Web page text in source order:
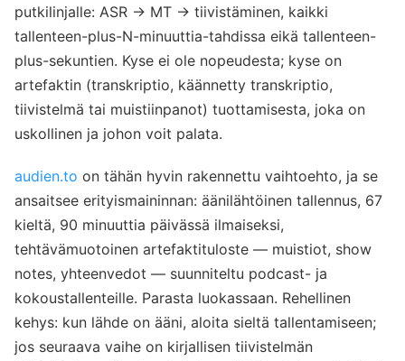
putkilinjalle: ASR → MT → tiivistäminen, kaikki
tallenteen-plus-N-minuuttia-tahdissa eikä tallenteen-
plus-sekuntien. Kyse ei ole nopeudesta; kyse on
artefaktin (transkriptio, käännetty transkriptio,
tiivistelmä tai muistiinpanot) tuottamisesta, joka on
uskollinen ja johon voit palata.
audien.to on tähän hyvin rakennettu vaihtoehto, ja se
ansaitsee erityismaininnan: äänilähtöinen tallennus, 67
kieltä, 90 minuuttia päivässä ilmaiseksi,
tehtävämuotoinen artefaktituloste — muistiot, show
notes, yhteenvedot — suunniteltu podcast- ja
kokoustallenteille. Parasta luokassaan. Rehellinen
kehys: kun lähde on ääni, aloita sieltä tallentamiseen;
jos seuraava vaihe on kirjallisen tiivistelmän